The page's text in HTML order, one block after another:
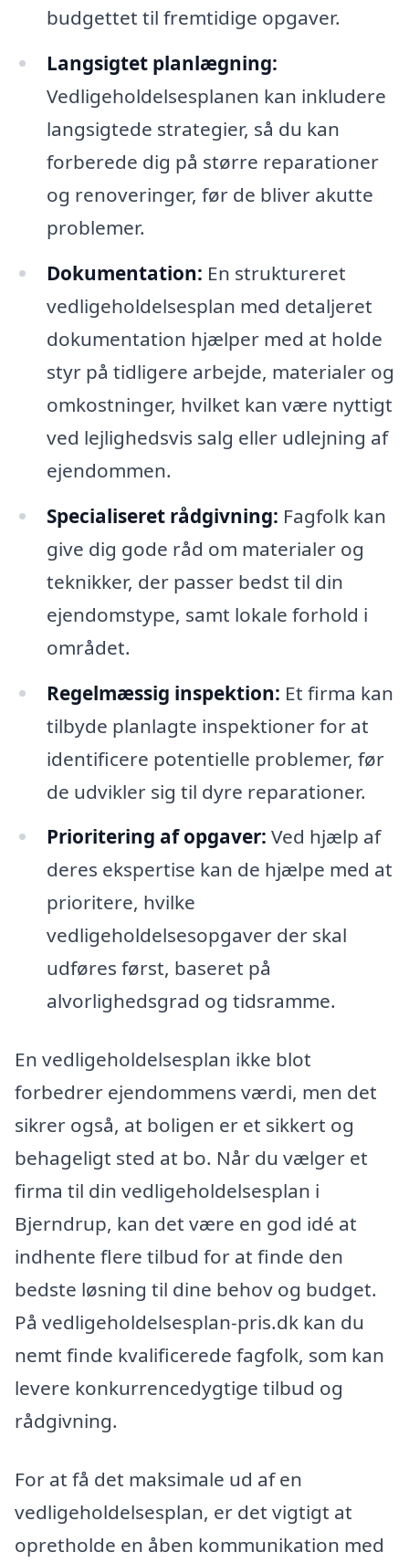
budgettet til fremtidige opgaver.
Langsigtet planlægning:
Vedligeholdelsesplanen kan inkludere
langsigtede strategier, så du kan
forberede dig på større reparationer
og renoveringer, før de bliver akutte
problemer.
Dokumentation: En struktureret
vedligeholdelsesplan med detaljeret
dokumentation hjælper med at holde
styr på tidligere arbejde, materialer og
omkostninger, hvilket kan være nyttigt
ved lejlighedsvis salg eller udlejning af
ejendommen.
Specialiseret rådgivning: Fagfolk kan
give dig gode råd om materialer og
teknikker, der passer bedst til din
ejendomstype, samt lokale forhold i
området.
Regelmæssig inspektion: Et firma kan
tilbyde planlagte inspektioner for at
identificere potentielle problemer, før
de udvikler sig til dyre reparationer.
Prioritering af opgaver: Ved hjælp af
deres ekspertise kan de hjælpe med at
prioritere, hvilke
vedligeholdelsesopgaver der skal
udføres først, baseret på
alvorlighedsgrad og tidsramme.
En vedligeholdelsesplan ikke blot
forbedrer ejendommens værdi, men det
sikrer også, at boligen er et sikkert og
behageligt sted at bo. Når du vælger et
firma til din vedligeholdelsesplan i
Bjerndrup, kan det være en god idé at
indhente flere tilbud for at finde den
bedste løsning til dine behov og budget.
På vedligeholdelsesplan-pris.dk kan du
nemt finde kvalificerede fagfolk, som kan
levere konkurrencedygtige tilbud og
rådgivning.
For at få det maksimale ud af en
vedligeholdelsesplan, er det vigtigt at
opretholde en åben kommunikation med